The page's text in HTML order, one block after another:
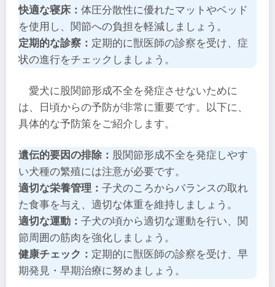
快適な寝床： 体圧分散性に優れたマットやベッド
を使用し、関節への負担を軽減しましょう。
定期的な診察： 定期的に獣医師の診察を受け、症
状の進行をチェックしましょう。
愛犬に股関節形成不全を発症させないために
は、日頃からの予防が非常に重要です。以下に、
具体的な予防策をご紹介します。
遺伝的要因の排除： 股関節形成不全を発症しやす
い犬種の繁殖には注意が必要です。
適切な栄養管理： 子犬のころからバランスの取れ
た食事を与え、適切な体重を維持しましょう。
適切な運動： 子犬の頃から適切な運動を行い、関
節周囲の筋肉を強化しましょう。
健康チェック： 定期的に獣医師の診察を受け、早
期発見・早期治療に努めましょう。